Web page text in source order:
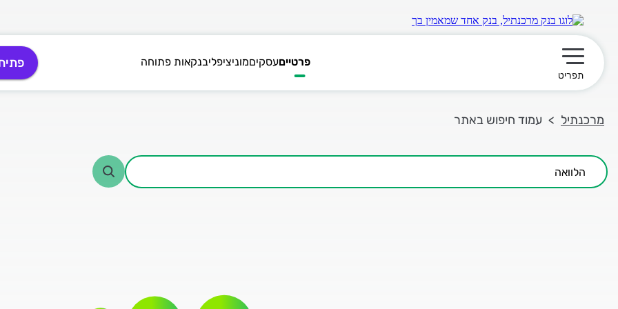
תפריט ראשי
תפריט
פרטייםעסקיםמוניציפליבנקאות פתוחה
מרכנתיל עמוד חיפוש באתר